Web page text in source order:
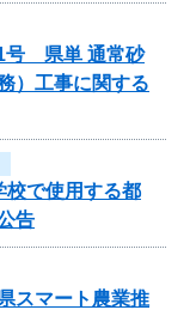
1号 県単 通常砂
）工事に関する
で使用する都
告
スマート農業推